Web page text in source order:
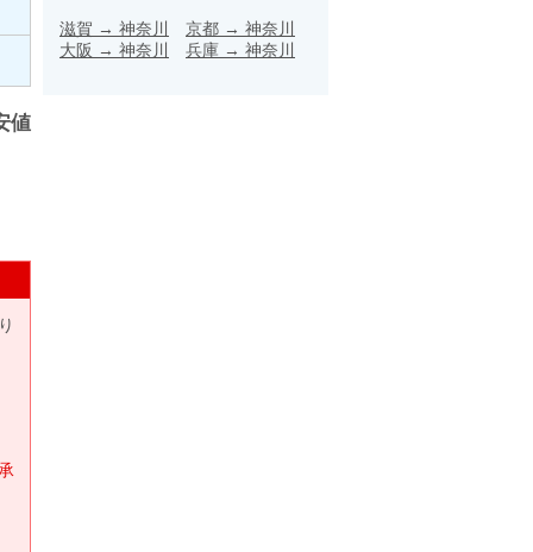
値
滋賀 → 神奈川 京都 → 神奈川
大阪 → 神奈川 兵庫 → 神奈川